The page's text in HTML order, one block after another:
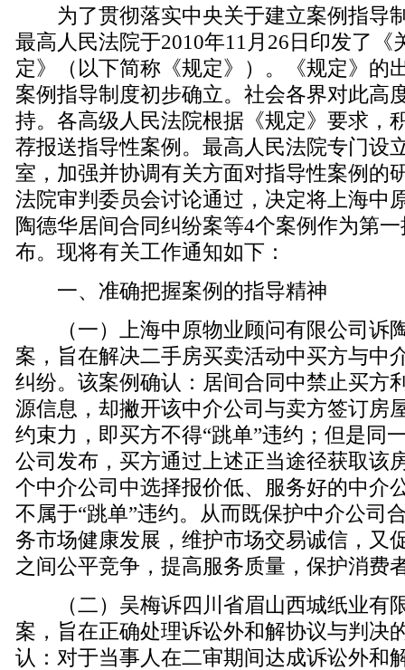
为了贯彻落实中央关于建立案例指导
最高人民法院于2010年11月26日印发了《
定》（以下简称《规定》）。《规定》的
案例指导制度初步确立。社会各界对此高
持。各高级人民法院根据《规定》要求，
荐报送指导性案例。最高人民法院专门设
室，加强并协调有关方面对指导性案例的
法院审判委员会讨论通过，决定将上海中
陶德华居间合同纠纷案等4个案例作为第
布。现将有关工作通知如下：
一、准确把握案例的指导精神
（一）上海中原物业顾问有限公司诉
案，旨在解决二手房买卖活动中买方与中
纠纷。该案例确认：居间合同中禁止买方
源信息，却撇开该中介公司与卖方签订房
约束力，即买方不得“跳单”违约；但是同
公司发布，买方通过上述正当途径获取该
个中介公司中选择报价低、服务好的中介
不属于“跳单”违约。从而既保护中介公司
务市场健康发展，维护市场交易诚信，又
之间公平竞争，提高服务质量，保护消费
（二）吴梅诉四川省眉山西城纸业有
案，旨在正确处理诉讼外和解协议与判决
认：对于当事人在二审期间达成诉讼外和